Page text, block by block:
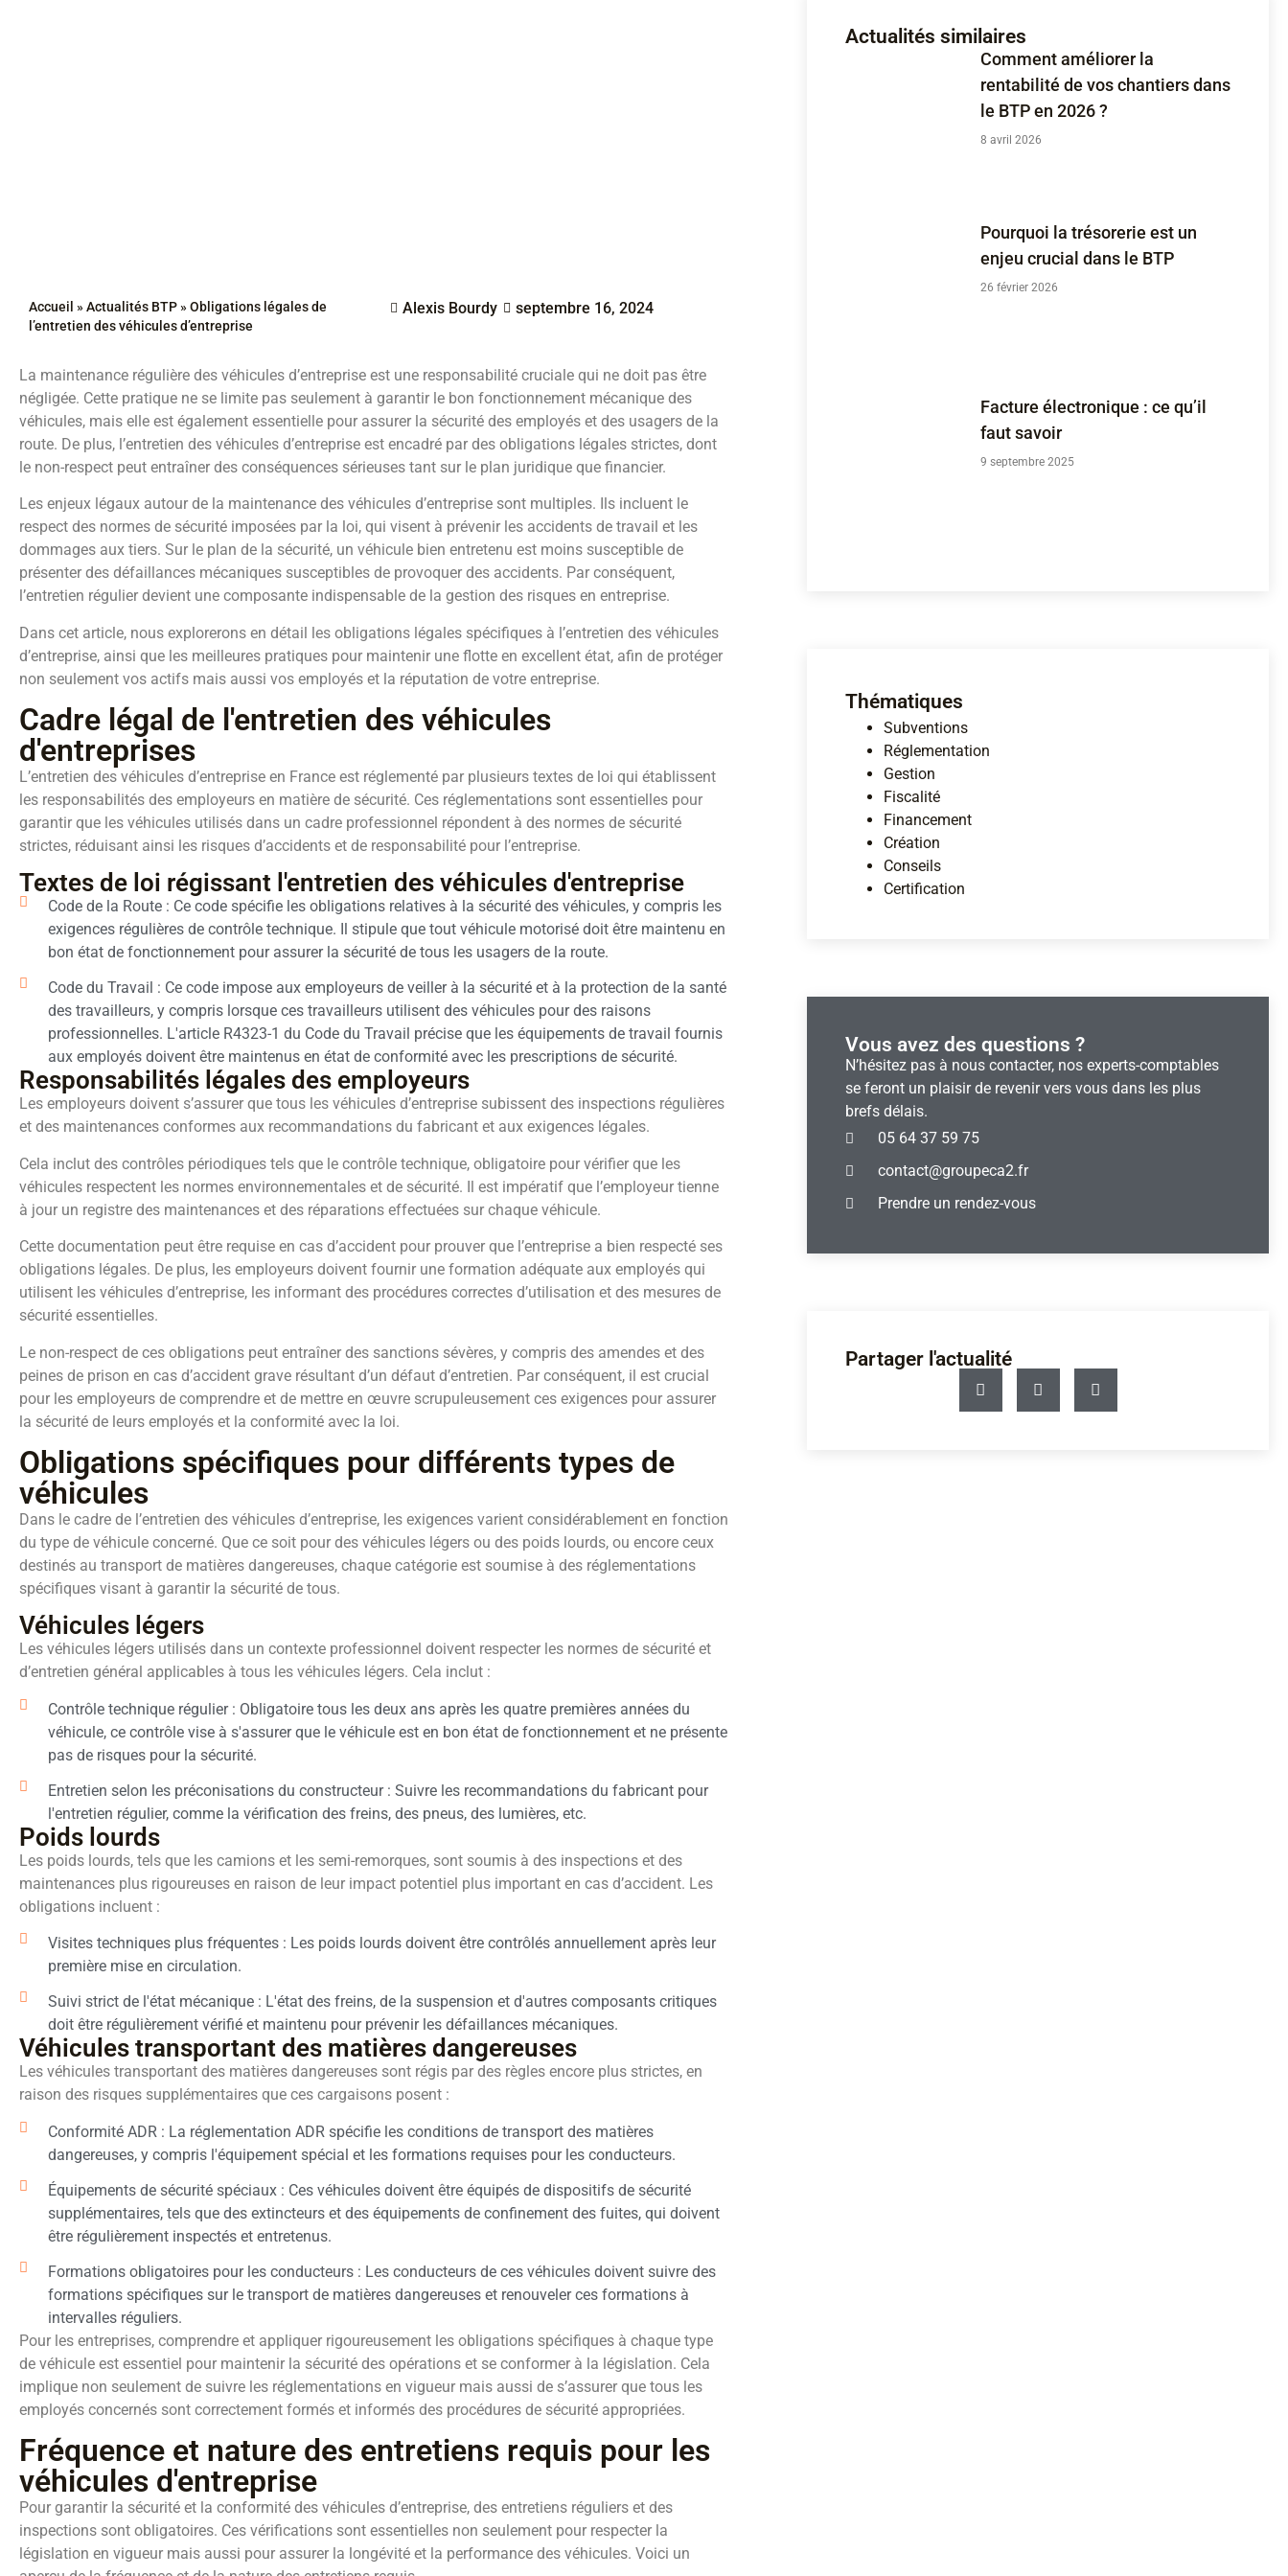
Accueil »Actualités BTP»Obligations légales de
l’entretien des véhicules d’entreprise
Alexis Bourdy septembre 16, 2024
La maintenance régulière des véhicules d’entreprise est une responsabilité cruciale qui ne doit pas être
négligée. Cette pratique ne se limite pas seulement à garantir le bon fonctionnement mécanique des
véhicules, mais elle est également essentielle pour assurer la sécurité des employés et des usagers de la
route. De plus, l’entretien des véhicules d’entreprise est encadré par des obligations légales strictes, dont
le non-respect peut entraîner des conséquences sérieuses tant sur le plan juridique que financier.
Les enjeux légaux autour de la maintenance des véhicules d’entreprise sont multiples. Ils incluent le
respect des normes de sécurité imposées par la loi, qui visent à prévenir les accidents de travail et les
dommages aux tiers. Sur le plan de la sécurité, un véhicule bien entretenu est moins susceptible de
présenter des défaillances mécaniques susceptibles de provoquer des accidents. Par conséquent,
l’entretien régulier devient une composante indispensable de la gestion des risques en entreprise.
Dans cet article, nous explorerons en détail les obligations légales spécifiques à l’entretien des véhicules
d’entreprise, ainsi que les meilleures pratiques pour maintenir une flotte en excellent état, afin de protéger
non seulement vos actifs mais aussi vos employés et la réputation de votre entreprise.
Cadre légal de l'entretien des véhicules
d'entreprises
L’entretien des véhicules d’entreprise en France est réglementé par plusieurs textes de loi qui établissent
les responsabilités des employeurs en matière de sécurité. Ces réglementations sont essentielles pour
garantir que les véhicules utilisés dans un cadre professionnel répondent à des normes de sécurité
strictes, réduisant ainsi les risques d’accidents et de responsabilité pour l’entreprise.
Textes de loi régissant l'entretien des véhicules d'entreprise
Code de la Route : Ce code spécifie les obligations relatives à la sécurité des véhicules, y compris les
exigences régulières de contrôle technique. Il stipule que tout véhicule motorisé doit être maintenu en
bon état de fonctionnement pour assurer la sécurité de tous les usagers de la route.
Code du Travail : Ce code impose aux employeurs de veiller à la sécurité et à la protection de la santé
des travailleurs, y compris lorsque ces travailleurs utilisent des véhicules pour des raisons
professionnelles. L'article R4323-1 du Code du Travail précise que les équipements de travail fournis
aux employés doivent être maintenus en état de conformité avec les prescriptions de sécurité.
Responsabilités légales des employeurs
Les employeurs doivent s’assurer que tous les véhicules d’entreprise subissent des inspections régulières
et des maintenances conformes aux recommandations du fabricant et aux exigences légales.
Cela inclut des contrôles périodiques tels que le contrôle technique, obligatoire pour vérifier que les
véhicules respectent les normes environnementales et de sécurité. Il est impératif que l’employeur tienne
à jour un registre des maintenances et des réparations effectuées sur chaque véhicule.
Cette documentation peut être requise en cas d’accident pour prouver que l’entreprise a bien respecté ses
obligations légales. De plus, les employeurs doivent fournir une formation adéquate aux employés qui
utilisent les véhicules d’entreprise, les informant des procédures correctes d’utilisation et des mesures de
sécurité essentielles.
Le non-respect de ces obligations peut entraîner des sanctions sévères, y compris des amendes et des
peines de prison en cas d’accident grave résultant d’un défaut d’entretien. Par conséquent, il est crucial
pour les employeurs de comprendre et de mettre en œuvre scrupuleusement ces exigences pour assurer
la sécurité de leurs employés et la conformité avec la loi.
Obligations spécifiques pour différents types de
véhicules
Dans le cadre de l’entretien des véhicules d’entreprise, les exigences varient considérablement en fonction
du type de véhicule concerné. Que ce soit pour des véhicules légers ou des poids lourds, ou encore ceux
destinés au transport de matières dangereuses, chaque catégorie est soumise à des réglementations
spécifiques visant à garantir la sécurité de tous.
Véhicules légers
Les véhicules légers utilisés dans un contexte professionnel doivent respecter les normes de sécurité et
d’entretien général applicables à tous les véhicules légers. Cela inclut :
Contrôle technique régulier : Obligatoire tous les deux ans après les quatre premières années du
véhicule, ce contrôle vise à s'assurer que le véhicule est en bon état de fonctionnement et ne présente
pas de risques pour la sécurité.
Entretien selon les préconisations du constructeur : Suivre les recommandations du fabricant pour
l'entretien régulier, comme la vérification des freins, des pneus, des lumières, etc.
Poids lourds
Les poids lourds, tels que les camions et les semi-remorques, sont soumis à des inspections et des
maintenances plus rigoureuses en raison de leur impact potentiel plus important en cas d’accident. Les
obligations incluent :
Visites techniques plus fréquentes : Les poids lourds doivent être contrôlés annuellement après leur
première mise en circulation.
Suivi strict de l'état mécanique : L'état des freins, de la suspension et d'autres composants critiques
doit être régulièrement vérifié et maintenu pour prévenir les défaillances mécaniques.
Véhicules transportant des matières dangereuses
Les véhicules transportant des matières dangereuses sont régis par des règles encore plus strictes, en
raison des risques supplémentaires que ces cargaisons posent :
Conformité ADR : La réglementation ADR spécifie les conditions de transport des matières
dangereuses, y compris l'équipement spécial et les formations requises pour les conducteurs.
Équipements de sécurité spéciaux : Ces véhicules doivent être équipés de dispositifs de sécurité
supplémentaires, tels que des extincteurs et des équipements de confinement des fuites, qui doivent
être régulièrement inspectés et entretenus.
Formations obligatoires pour les conducteurs : Les conducteurs de ces véhicules doivent suivre des
formations spécifiques sur le transport de matières dangereuses et renouveler ces formations à
intervalles réguliers.
Pour les entreprises, comprendre et appliquer rigoureusement les obligations spécifiques à chaque type
de véhicule est essentiel pour maintenir la sécurité des opérations et se conformer à la législation. Cela
implique non seulement de suivre les réglementations en vigueur mais aussi de s’assurer que tous les
employés concernés sont correctement formés et informés des procédures de sécurité appropriées.
Fréquence et nature des entretiens requis pour les
véhicules d'entreprise
Pour garantir la sécurité et la conformité des véhicules d’entreprise, des entretiens réguliers et des
inspections sont obligatoires. Ces vérifications sont essentielles non seulement pour respecter la
législation en vigueur mais aussi pour assurer la longévité et la performance des véhicules. Voici un
Actualités similaires
Comment améliorer la
rentabilité de vos chantiers dans
le BTP en 2026 ?
8 avril 2026
Pourquoi la trésorerie est un
enjeu crucial dans le BTP
26 février 2026
Facture électronique : ce qu’il
faut savoir
9 septembre 2025
Thématiques
Subventions
Réglementation
Gestion
Fiscalité
Financement
Création
Conseils
Certification
Vous avez des questions ?​
N’hésitez pas à nous contacter, nos experts-comptables
se feront un plaisir de revenir vers vous dans les plus
brefs délais.
05 64 37 59 75
contact@groupeca2.fr
Prendre un rendez-vous
Partager l'actualité